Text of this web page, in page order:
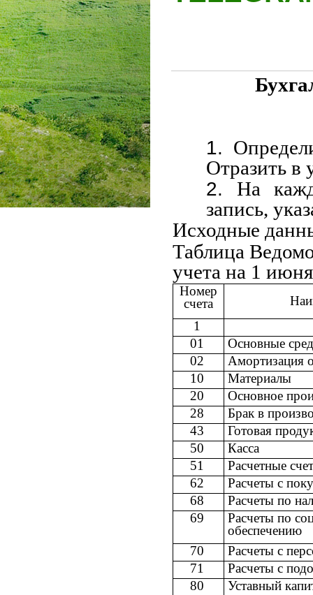
Отразить в
На
запись,
Исходные
Таблица
учета на 1
Номер
счета
1
01
Основные
02
Амортизация
10
Материалы
20
Основное
28
Брак в
43
Готовая
50
Касса
51
Расчетные
62
Расчеты с
68
Расчеты по
69
Расчеты по
обеспечению
70
Расчеты с
71
Расчеты с
80
Уставный